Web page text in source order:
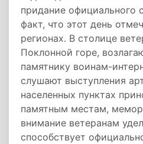
придание официального
факт, что этот день
регионах. В столице
Поклонной горе,
памятнику воинам-
слушают выступления
населенных пунктах
памятным местам,
внимание ветеранам
способствует